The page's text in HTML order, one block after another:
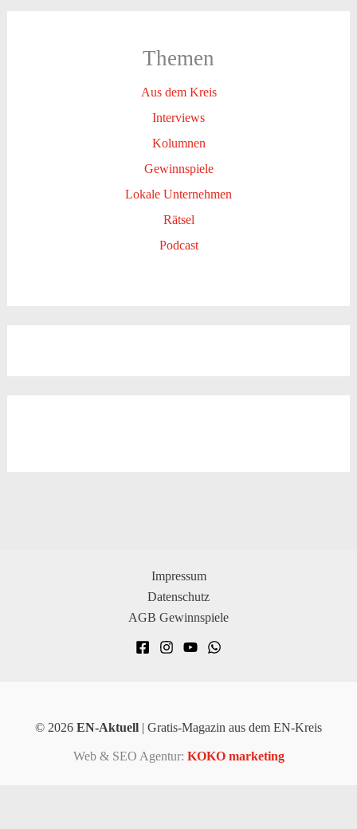
Themen
Aus dem Kreis
Interviews
Kolumnen
Gewinnspiele
Lokale Unternehmen
Rätsel
Podcast
Impressum
Datenschutz
AGB Gewinnspiele
© 2026 EN-Aktuell | Gratis-Magazin aus dem EN-Kreis
Web & SEO Agentur: KOKO marketing